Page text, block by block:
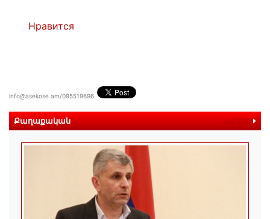
Нравится
info@asekose.am/095519696
Քաղաքական ավելին